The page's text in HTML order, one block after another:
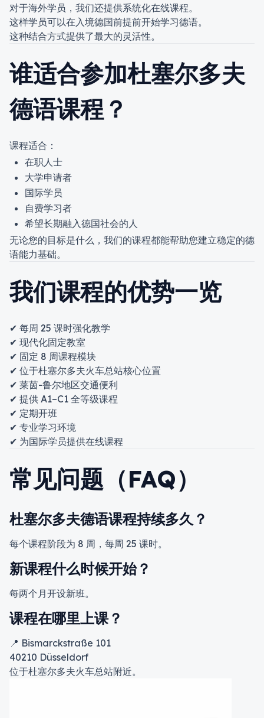
对于海外学员，我们还提供系统化在线课程。
这样学员可以在入境德国前提前开始学习德语。
这种结合方式提供了最大的灵活性。
谁适合参加杜塞尔多夫
德语课程？
课程适合：
在职人士
大学申请者
国际学员
自费学习者
希望长期融入德国社会的人
无论您的目标是什么，我们的课程都能帮助您建立稳定的德
语能力基础。
我们课程的优势一览
✔ 每周 25 课时强化教学
✔ 现代化固定教室
✔ 固定 8 周课程模块
✔ 位于杜塞尔多夫火车总站核心位置
✔ 莱茵-鲁尔地区交通便利
✔ 提供 A1–C1 全等级课程
✔ 定期开班
✔ 专业学习环境
✔ 为国际学员提供在线课程
常见问题（FAQ）
杜塞尔多夫德语课程持续多久？
每个课程阶段为 8 周，每周 25 课时。
新课程什么时候开始？
每两个月开设新班。
课程在哪里上课？
📍 Bismarckstraße 101
40210 Düsseldorf
位于杜塞尔多夫火车总站附近。